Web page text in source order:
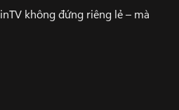
không đứng riêng lẻ – mà